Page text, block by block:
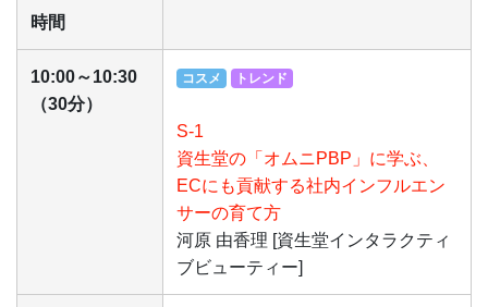
時間
10:00～10:30
（30分）
コスメ トレンド
S-1
資生堂の「オムニPBP」に学ぶ、
ECにも貢献する社内インフルエン
サーの育て方
河原 由香理 [資生堂インタラクティ
ブビューティー]